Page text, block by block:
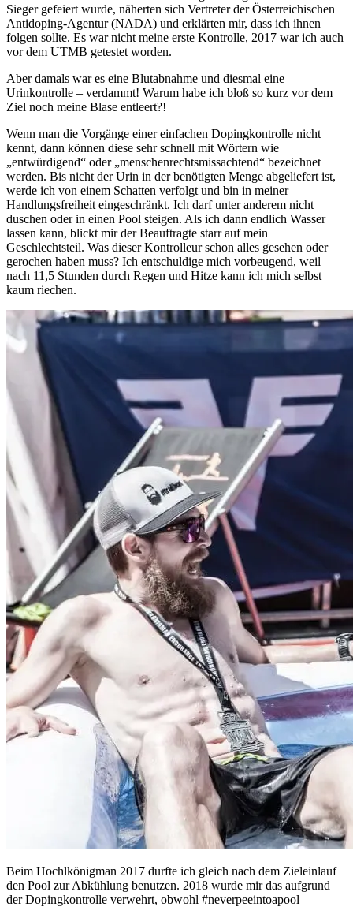
Sieger gefeiert wurde, näherten sich Vertreter der Österreichischen
Antidoping-Agentur (NADA) und erklärten mir, dass ich ihnen
folgen sollte. Es war nicht meine erste Kontrolle, 2017 war ich auch
vor dem UTMB getestet worden.
Aber damals war es eine Blutabnahme und diesmal eine
Urinkontrolle – verdammt! Warum habe ich bloß so kurz vor dem
Ziel noch meine Blase entleert?!
Wenn man die Vorgänge einer einfachen Dopingkontrolle nicht
kennt, dann können diese sehr schnell mit Wörtern wie
„entwürdigend“ oder „menschenrechtsmissachtend“ bezeichnet
werden. Bis nicht der Urin in der benötigten Menge abgeliefert ist,
werde ich von einem Schatten verfolgt und bin in meiner
Handlungsfreiheit eingeschränkt. Ich darf unter anderem nicht
duschen oder in einen Pool steigen. Als ich dann endlich Wasser
lassen kann, blickt mir der Beauftragte starr auf mein
Geschlechtsteil. Was dieser Kontrolleur schon alles gesehen oder
gerochen haben muss? Ich entschuldige mich vorbeugend, weil
nach 11,5 Stunden durch Regen und Hitze kann ich mich selbst
kaum riechen.
Beim Hochlkönigman 2017 durfte ich gleich nach dem Zieleinlauf
den Pool zur Abkühlung benutzen. 2018 wurde mir das aufgrund
der Dopingkontrolle verwehrt, obwohl #neverpeeintoapool